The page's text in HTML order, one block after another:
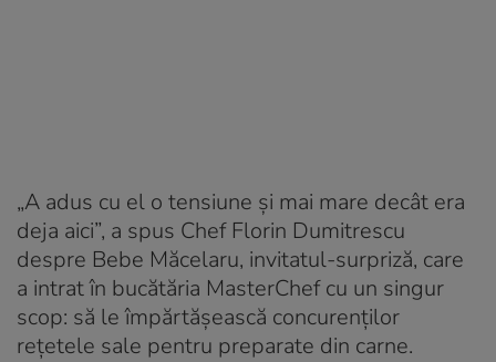
„A adus cu el o tensiune și mai mare decât era
deja aici”, a spus Chef Florin Dumitrescu
despre Bebe Măcelaru, invitatul-surpriză, care
a intrat în bucătăria MasterChef cu un singur
scop: să le împărtășească concurenților
rețetele sale pentru preparate din carne.